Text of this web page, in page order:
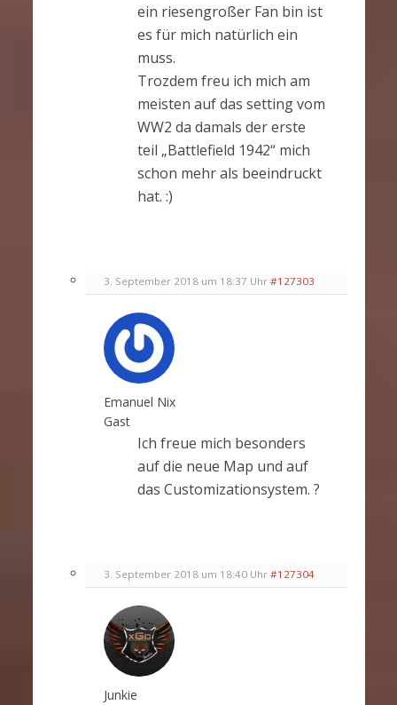
ein riesengroßer Fan bin ist
es für mich natürlich ein
muss.
Trozdem freu ich mich am
meisten auf das setting vom
WW2 da damals der erste
teil „Battlefield 1942“ mich
schon mehr als beeindruckt
hat. :)
3. September 2018 um 18:37 Uhr #127303
Emanuel Nix
Gast
Ich freue mich besonders
auf die neue Map und auf
das Customizationsystem. ?
3. September 2018 um 18:40 Uhr #127304
Junkie